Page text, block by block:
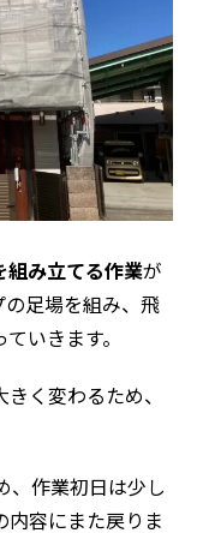
組み立てる作業が
足場を組み、飛
いきます。
く変わるため、
、作業初日は少し
容にまた戻りま